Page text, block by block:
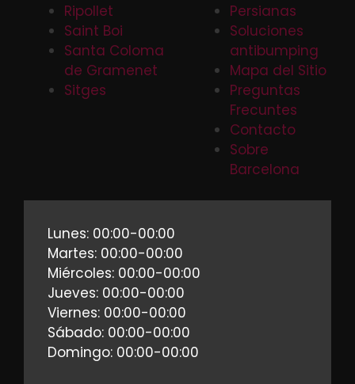
Ripollet
Saint Boi
Santa Coloma
de Gramenet
Sitges
Persianas
Soluciones
antibumping
Mapa del Sitio
Preguntas
Frecuntes
Contacto
Sobre
Barcelona
Lunes: 00:00-00:00
Martes: 00:00-00:00
Miércoles: 00:00-00:00
Jueves: 00:00-00:00
Viernes: 00:00-00:00
Sábado: 00:00-00:00
Domingo: 00:00-00:00